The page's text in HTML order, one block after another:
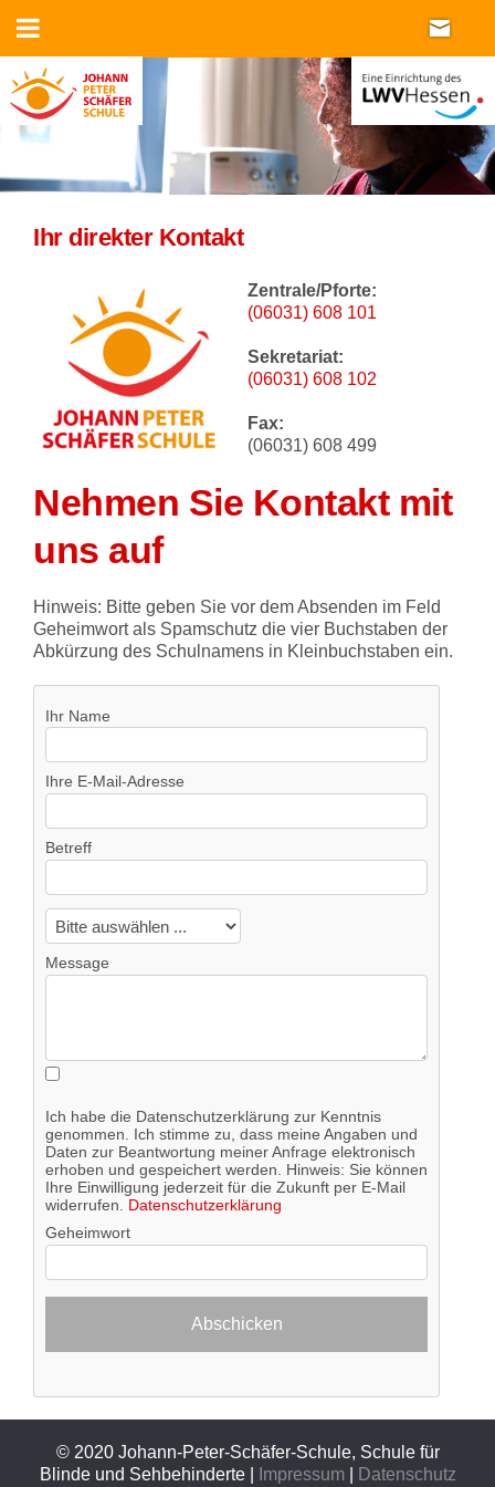
Ihr direkter Kontakt
Zentrale/Pforte:
(06031) 608 101
Sekretariat:
(06031) 608 102
Fax:
(06031) 608 499
Nehmen Sie Kontakt mit
uns auf
Hinweis: Bitte geben Sie vor dem Absenden im Feld
Geheimwort als Spamschutz die vier Buchstaben der
Abkürzung des Schulnamens in Kleinbuchstaben ein.
Ihr Name
Ihre E-Mail-Adresse
Betreff
Message
Ich habe die Datenschutzerklärung zur Kenntnis
genommen. Ich stimme zu, dass meine Angaben und
Daten zur Beantwortung meiner Anfrage elektronisch
erhoben und gespeichert werden. Hinweis: Sie können
Ihre Einwilligung jederzeit für die Zukunft per E-Mail
widerrufen. Datenschutzerklärung
Geheimwort
© 2020 Johann-Peter-Schäfer-Schule, Schule für
Blinde und Sehbehinderte |
Impressum Datenschutz